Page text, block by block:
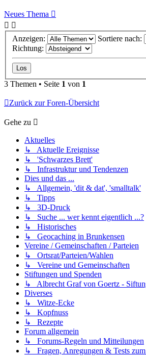
Neues Thema
Anzeigen:
Sortiere nach:
Richtung:
3 Themen • Seite 1 von 1
Zurück zur Foren-Übersicht
Gehe zu
Aktuelles
↳ Aktuelle Ereignisse
↳ 'Schwarzes Brett'
↳ Infrastruktur und Tendenzen
Dies und das ...
↳ Allgemein, 'dit & dat', 'smalltalk'
↳ Tipps
↳ 3D-Druck
↳ Suche ... wer kennt eigentlich ...?
↳ Historisches
↳ Geocaching in Brunkensen
Vereine / Gemeinschaften / Parteien
↳ Ortsrat/Parteien/Wahlen
↳ Vereine und Gemeinschaften
Stiftungen und Spenden
↳ Albrecht Graf von Goertz -
Diverses
↳ Witze-Ecke
↳ Kopfnuss
↳ Rezepte
Forum allgemein
↳ Forums-Regeln und Mitteilungen
↳ Fragen, Anregungen & Tests